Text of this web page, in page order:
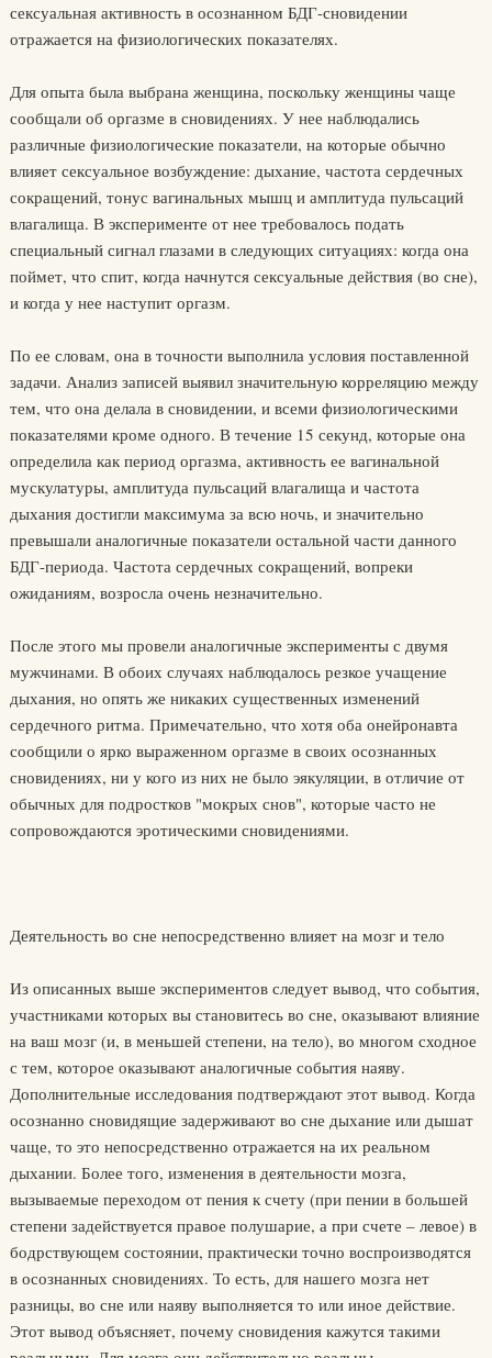
сексуальная активность в осознанном БДГ-сновидении
отражается на физиологических показателях.
Для опыта была выбрана женщина, поскольку женщины чаще
сообщали об оргазме в сновидениях. У нее наблюдались
различные физиологические показатели, на которые обычно
влияет сексуальное возбуждение: дыхание, частота сердечных
сокращений, тонус вагинальных мышц и амплитуда пульсаций
влагалища. В эксперименте от нее требовалось подать
специальный сигнал глазами в следующих ситуациях: когда она
поймет, что спит, когда начнутся сексуальные действия (во сне),
и когда у нее наступит оргазм.
По ее словам, она в точности выполнила условия поставленной
задачи. Анализ записей выявил значительную корреляцию между
тем, что она делала в сновидении, и всеми физиологическими
показателями кроме одного. В течение 15 секунд, которые она
определила как период оргазма, активность ее вагинальной
мускулатуры, амплитуда пульсаций влагалища и частота
дыхания достигли максимума за всю ночь, и значительно
превышали аналогичные показатели остальной части данного
БДГ-периода. Частота сердечных сокращений, вопреки
ожиданиям, возросла очень незначительно.
После этого мы провели аналогичные эксперименты с двумя
мужчинами. В обоих случаях наблюдалось резкое учащение
дыхания, но опять же никаких существенных изменений
сердечного ритма. Примечательно, что хотя оба онейронавта
сообщили о ярко выраженном оргазме в своих осознанных
сновидениях, ни у кого из них не было эякуляции, в отличие от
обычных для подростков "мокрых снов", которые часто не
сопровождаются эротическими сновидениями.
Деятельность во сне непосредственно влияет на мозг и тело
Из описанных выше экспериментов следует вывод, что события,
участниками которых вы становитесь во сне, оказывают влияние
на ваш мозг (и, в меньшей степени, на тело), во многом сходное
с тем, которое оказывают аналогичные события наяву.
Дополнительные исследования подтверждают этот вывод. Когда
осознанно сновидящие задерживают во сне дыхание или дышат
чаще, то это непосредственно отражается на их реальном
дыхании. Более того, изменения в деятельности мозга,
вызываемые переходом от пения к счету (при пении в большей
степени задействуется правое полушарие, а при счете – левое) в
бодрствующем состоянии, практически точно воспроизводятся
в осознанных сновидениях. То есть, для нашего мозга нет
разницы, во сне или наяву выполняется то или иное действие.
Этот вывод объясняет, почему сновидения кажутся такими